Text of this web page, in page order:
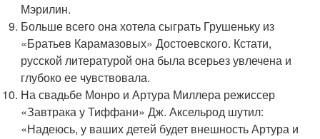
Мэрилин.
Больше всего она хотела сыграть Грушеньку из
«Братьев Карамазовых» Достоевского. Кстати,
русской литературой она была всерьез увлечена и
глубоко ее чувствовала.
На свадьбе Монро и Артура Миллера режиссер
«Завтрака у Тиффани» Дж. Аксельрод шутил:
«Надеюсь, у ваших детей будет внешность Артура и